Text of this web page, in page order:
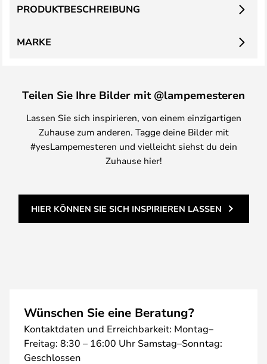
PRODUKTBESCHREIBUNG
MARKE
Teilen Sie Ihre Bilder mit @lampemesteren
Lassen Sie sich inspirieren, von einem einzigartigen
Zuhause zum anderen. Tagge deine Bilder mit
#yesLampemesteren und vielleicht siehst du dein
Zuhause hier!
HIER KÖNNEN SIE SICH INSPIRIEREN LASSEN
Wünschen Sie eine Beratung?
Kontaktdaten und Erreichbarkeit: Montag–
Freitag: 8:30 – 16:00 Uhr Samstag–Sonntag:
Geschlossen